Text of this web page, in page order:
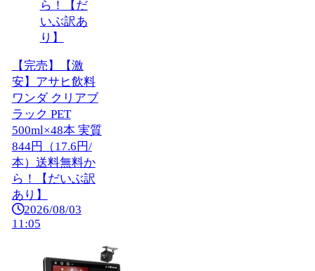
【完売】【激
安】アサヒ飲料
ワンダ クリアブ
ラック PET
500ml×48本 実質
844円（17.6円/
本）送料無料か
ら！【だいぶ訳
あり】
2026/08/03
11:05